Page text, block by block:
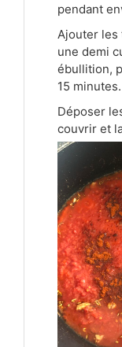
pendant
Ajouter les
une demi
ébullition,
15 minutes.
Déposer
couvrir et